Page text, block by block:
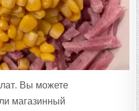
Вы можете
магазинный